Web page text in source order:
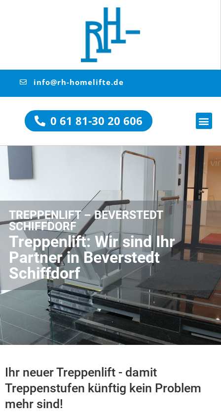
info@rh-homelifte.de
0 61 81-30 20 606
TREPPENLIFT – BEVERSTEDT
SCHIFFDORF
Treppenlift: Wir sind Ihr
Partner in Beverstedt
Schiffdorf
Ihr neuer Treppenlift - damit
Treppenstufen künftig kein Problem
mehr sind!